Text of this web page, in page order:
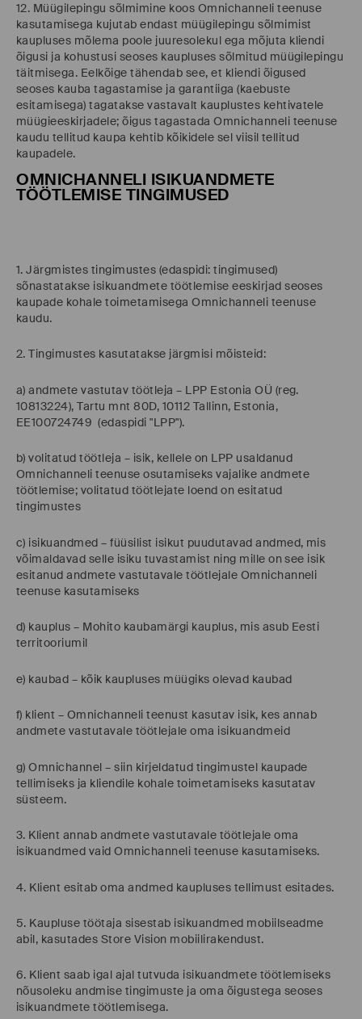
12. Müügilepingu sõlmimine koos Omnichanneli teenuse
kasutamisega kujutab endast müügilepingu sõlmimist
kaupluses mõlema poole juuresolekul ega mõjuta kliendi
õigusi ja kohustusi seoses kaupluses sõlmitud müügilepingu
täitmisega. Eelkõige tähendab see, et kliendi õigused
seoses kauba tagastamise ja garantiiga (kaebuste
esitamisega) tagatakse vastavalt kauplustes kehtivatele
müügieeskirjadele; õigus tagastada Omnichanneli teenuse
kaudu tellitud kaupa kehtib kõikidele sel viisil tellitud
kaupadele.
OMNICHANNELI ISIKUANDMETE
TÖÖTLEMISE TINGIMUSED
1. Järgmistes tingimustes (edaspidi: tingimused)
sõnastatakse isikuandmete töötlemise eeskirjad seoses
kaupade kohale toimetamisega Omnichanneli teenuse
kaudu.
2. Tingimustes kasutatakse järgmisi mõisteid:
a) andmete vastutav töötleja – LPP Estonia OÜ (reg.
10813224), Tartu mnt 80D, 10112 Tallinn, Estonia,
EE100724749 (edaspidi "LPP").
b) volitatud töötleja – isik, kellele on LPP usaldanud
Omnichanneli teenuse osutamiseks vajalike andmete
töötlemise; volitatud töötlejate loend on esitatud
tingimustes
c) isikuandmed – füüsilist isikut puudutavad andmed, mis
võimaldavad selle isiku tuvastamist ning mille on see isik
esitanud andmete vastutavale töötlejale Omnichanneli
teenuse kasutamiseks
d) kauplus – Mohito kaubamärgi kauplus, mis asub Eesti
territooriumil
e) kaubad – kõik kaupluses müügiks olevad kaubad
f) klient – Omnichanneli teenust kasutav isik, kes annab
andmete vastutavale töötlejale oma isikuandmeid
g) Omnichannel – siin kirjeldatud tingimustel kaupade
tellimiseks ja kliendile kohale toimetamiseks kasutatav
süsteem.
3. Klient annab andmete vastutavale töötlejale oma
isikuandmed vaid Omnichanneli teenuse kasutamiseks.
4. Klient esitab oma andmed kaupluses tellimust esitades.
5. Kaupluse töötaja sisestab isikuandmed mobiilseadme
abil, kasutades Store Vision mobiilirakendust.
6. Klient saab igal ajal tutvuda isikuandmete töötlemiseks
nõusoleku andmise tingimuste ja oma õigustega seoses
isikuandmete töötlemisega.